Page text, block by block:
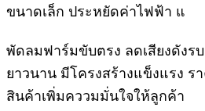
ขนาดเล็ก ประหยัดค่าไฟฟ้า แ
พัดลมฟาร์มขับตรง ลดเสียงดังร
ยาวนาน มีโครงสร้างแข็งแรง ร
สินค้าเพิ่มคววมมั่นใจให้ลูกค้า